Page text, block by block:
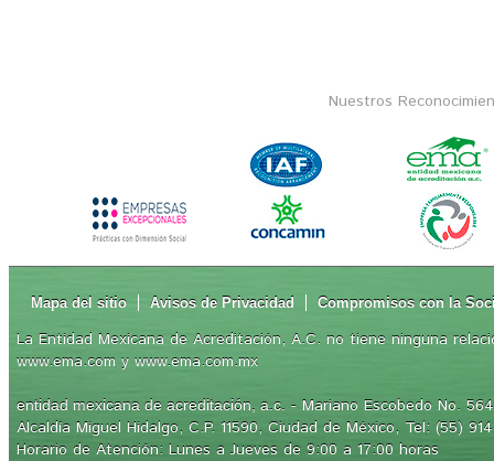
Nuestros
Mapa del sitio Avisos de Privacidad Compromisos con la
La Entidad Mexicana de Acreditación, A.C. no tiene ninguna
www.ema.com y www.ema.com.mx
entidad mexicana de acreditación, a.c. - Mariano Escobedo No.
Alcaldía Miguel Hidalgo, C.P. 11590, Ciudad de México, Tel: (55)
Horario de Atención: Lunes a Jueves de 9:00 a 17:00 horas